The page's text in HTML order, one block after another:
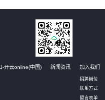
-开云online(中国) 新闻资讯 加入我们
招聘岗位
联系方式
留言表单